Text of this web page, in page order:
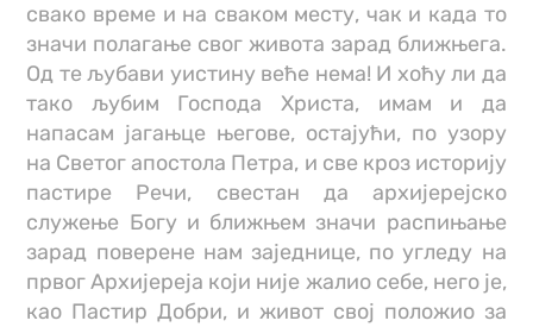
свако време и на сваком месту, чак и када то
значи полагање свог живота зарад ближњега.
Од те љубави уистину веће нема! И хоћу ли да
тако љубим Господа Христа, имам и да
напасам јагањце његове, остајући, по узору
на Светог апостола Петра, и све кроз историју
пастире Речи, свестан да архијерејско
служење Богу и ближњем значи распињање
зарад поверене нам заједнице, по угледу на
првог Архијереја који није жалио себе, него је,
као Пастир Добри, и живот свој положио за